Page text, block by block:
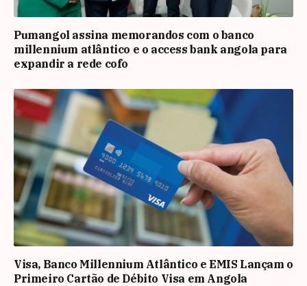
Pumangol assina memorandos com o banco
millennium atlântico e o access bank angola para
expandir a rede cofo
Visa, Banco Millennium Atlântico e EMIS Lançam o
Primeiro Cartão de Débito Visa em Angola